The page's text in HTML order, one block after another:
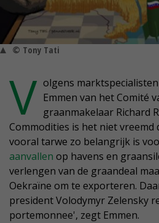
© Tony Tati
V olgens
Emmen van het Comité
graanmakelaar Richard
Commodities is het niet vreemd
vooral tarwe zo belangrijk is
aanvallen op havens en
verlengen van de graandeal
Oekraïne om te exporteren.
president Volodymyr Zelensky
portemonnee', zegt Emmen.